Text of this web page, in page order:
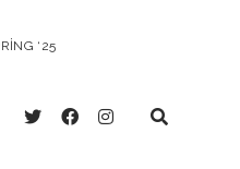
‘25
twitterfacebook
instagram